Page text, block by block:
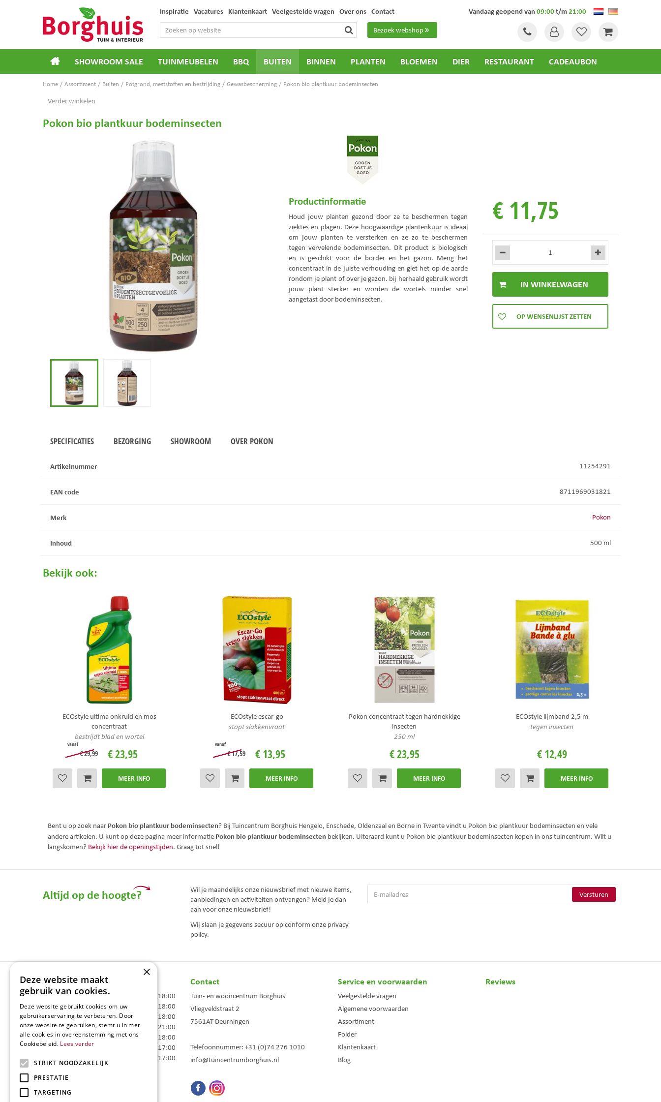
Home Assortiment Buiten Potgrond, meststoffen en bestrijding Gewasbescherming Pokon bio plantkuur bodeminsecten
Bezoek webshop
Inspiratie Vacatures Klantenkaart Veelgestelde vragen Over ons Contact Vandaag geopend van09:00t/m21:00
SHOWROOM SALE TUINMEUBELEN BBQ BUITEN BINNEN PLANTEN BLOEMEN DIER RESTAURANT CADEAUBON
Verder winkelen
Pokon bio plantkuur bodeminsecten
Productinformatie
Houd jouw planten gezond door ze te beschermen tegen
ziektes en plagen. Deze hoogwaardige plantenkuur is ideaal
om jouw planten te versterken en ze zo te beschermen
tegen vervelende bodeminsecten. Dit product is biologisch
en is geschikt voor de border en het gazon. Meng het
concentraat in de juiste verhouding en giet het op de aarde
rondom je plant of over je gazon. bij herhaald gebruik wordt
jouw plant sterker en worden de wortels minder snel
aangetast door bodeminsecten.
€ 11,75
SPECIFICATIES BEZORGING SHOWROOM OVER POKON
Artikelnummer 11254291
EAN code 8711969031821
Merk Pokon
Inhoud 500 ml
Bekijk ook:
ECOstyle ultima onkruid en mos
concentraat
bestrijdt blad en wortel
vanaf
€29,99 €23,95
MEER INFO
ECOstyle escar-go
stopt slakkenvraat
vanaf
€17,59 € 13,95
MEER INFO
Pokon concentraat tegen hardnekkige
insecten
250 ml
€23,95
MEER INFO
ECOstyle lijmband 2,5 m
tegen insecten
€ 12,49
MEER INFO
Bent u op zoek naar Pokon bio plantkuur bodeminsecten? Bij Tuincentrum Borghuis Hengelo, Enschede, Oldenzaal en Borne in Twente vindt u Pokon bio plantkuur bodeminsecten en vele
andere artikelen. U kunt op deze pagina meer informatie Pokon bio plantkuur bodeminsecten bekijken. Uiteraard kunt u Pokon bio plantkuur bodeminsecten kopen in ons tuincentrum. Wilt u
langskomen? Bekijk hier de openingstijden. Graag tot snel!
Altijd op de hoogte?
Wil je maandelijks onze nieuwsbrief met nieuwe items,
aanbiedingen en activiteiten ontvangen? Meld je dan
aan voor onze nieuwsbrief!
Wij slaan je gegevens secuur op conform onze privacy
policy.
Openingstijden
Maandag
09:00 - 18:00
Dinsdag
09:00 - 18:00
Woensdag
09:00 - 18:00
Donderdag
09:00 - 21:00
Vrijdag
09:00 - 18:00
Zaterdag
09:00 - 17:00
10:00 - 17:00
Toon alle openingstijden
Contact
Tuin- en wooncentrum Borghuis
Vliegveldstraat 2
7561AT Deurningen
Telefoonnummer: +31 (0)74 276 1010
info@tuincentrumborghuis.nl
Service en voorwaarden
Veelgestelde vragen
Algemene voorwaarden
Assortiment
Folder
Klantenkaart
Blog
Reviews
×
Deze website maakt
gebruik van cookies.
Deze website gebruikt cookies om uw
gebruikerservaring te verbeteren. Door
onze website te gebruiken, stemt u in met
alle cookies in overeenstemming met ons
Cookiebeleid. Lees verder
STRIKT NOODZAKELIJK
PRESTATIE
TARGETING